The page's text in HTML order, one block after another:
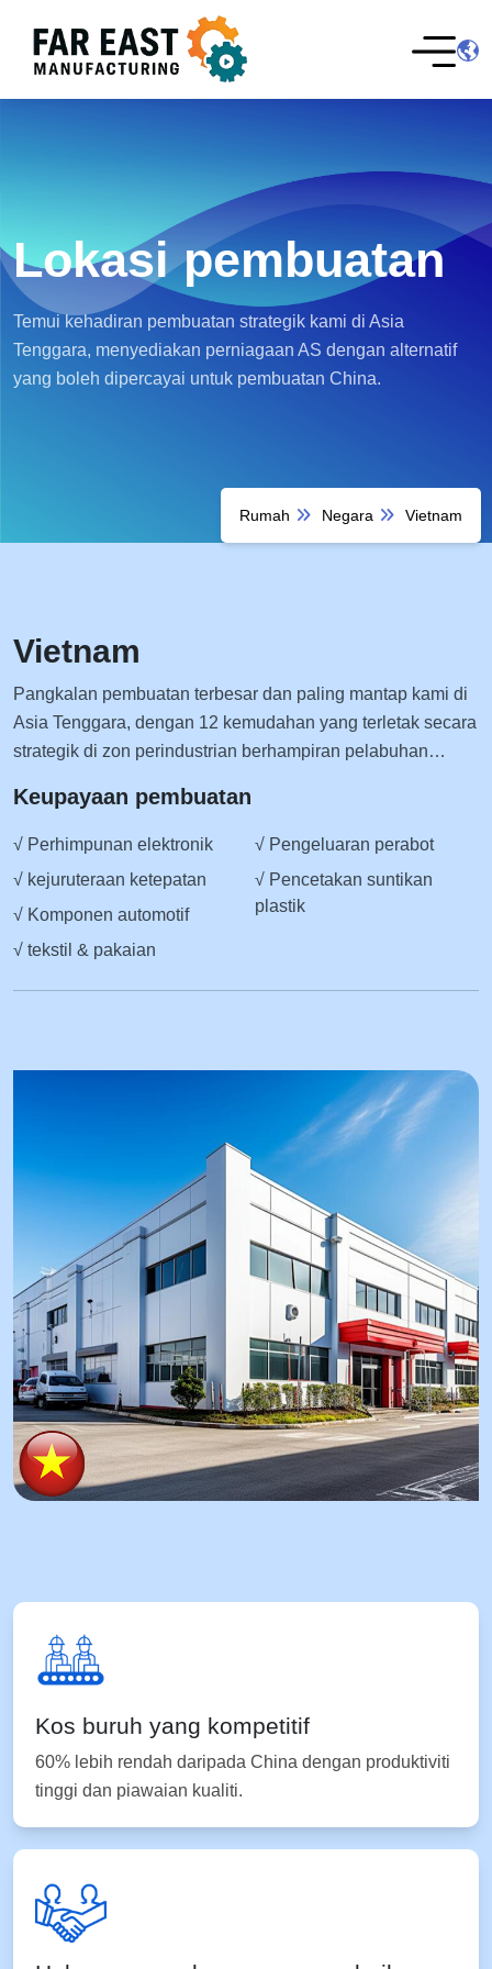
Lokasi pembuatan
Temui kehadiran pembuatan strategik kami di Asia
Tenggara, menyediakan perniagaan AS dengan alternatif
yang boleh dipercayai untuk pembuatan China.
Rumah Negara Vietnam
Vietnam
Pangkalan pembuatan terbesar dan paling mantap kami di
Asia Tenggara, dengan 12 kemudahan yang terletak secara
strategik di zon perindustrian berhampiran pelabuhan
Keupayaan pembuatan
√ Perhimpunan elektronik
√ kejuruteraan ketepatan
√ Komponen automotif
√ tekstil & pakaian
√ Pengeluaran perabot
√ Pencetakan suntikan
plastik
Kos buruh yang kompetitif
60% lebih rendah daripada China dengan produktiviti
tinggi dan piawaian kualiti.